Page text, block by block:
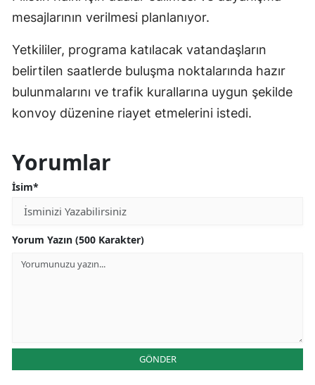
mesajlarının verilmesi planlanıyor.
Yetkililer, programa katılacak vatandaşların
belirtilen saatlerde buluşma noktalarında hazır
bulunmalarını ve trafik kurallarına uygun şekilde
konvoy düzenine riayet etmelerini istedi.
Yorumlar
İsim*
Yorum Yazın (500 Karakter)
GÖNDER